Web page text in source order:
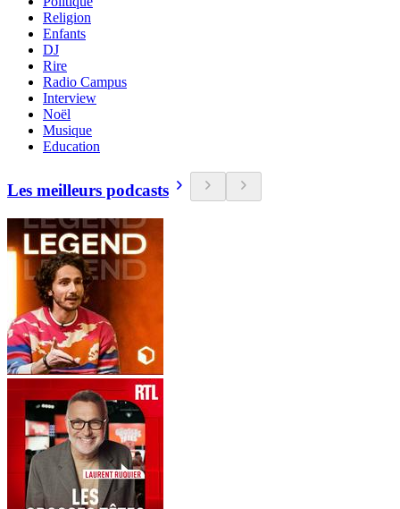
Religion
Enfants
DJ
Rire
Radio Campus
Interview
Noël
Musique
Education
Les meilleurs podcasts